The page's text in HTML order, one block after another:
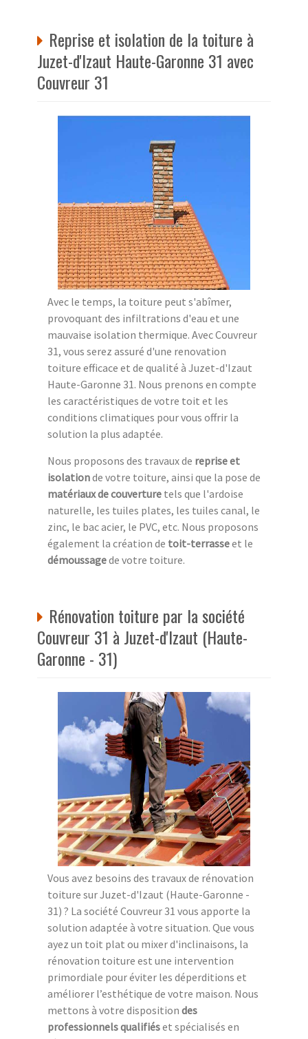
Reprise et isolation de la toiture à
Juzet-d'Izaut Haute-Garonne 31 avec
Couvreur 31
Avec le temps, la toiture peut s'abîmer,
provoquant des infiltrations d'eau et une
mauvaise isolation thermique. Avec Couvreur
31, vous serez assuré d'une renovation
toiture efficace et de qualité à Juzet-d'Izaut
Haute-Garonne 31. Nous prenons en compte
les caractéristiques de votre toit et les
conditions climatiques pour vous offrir la
solution la plus adaptée.
Nous proposons des travaux de reprise et
isolationde votre toiture, ainsi que la pose de
matériaux de couverture tels que l'ardoise
naturelle, les tuiles plates, les tuiles canal, le
zinc, le bac acier, le PVC, etc. Nous proposons
également la création de toit-terrasseet le
démoussagede votre toiture.
Rénovation toiture par la société
Couvreur 31 à Juzet-d'Izaut (Haute-
Garonne - 31)
Vous avez besoins des travaux de rénovation
toiture sur Juzet-d'Izaut (Haute-Garonne -
31) ? La société Couvreur 31 vous apporte la
solution adaptée à votre situation. Que vous
ayez un toit plat ou mixer d'inclinaisons, la
rénovation toiture est une intervention
primordiale pour éviter les déperditions et
améliorer l’esthétique de votre maison. Nous
mettons à votre disposition des
professionnels qualifiéset spécialisés en